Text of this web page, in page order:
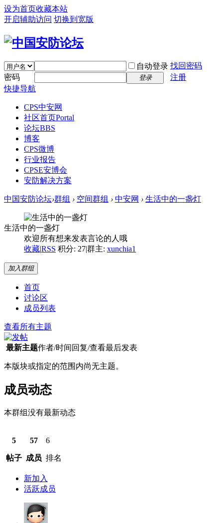
设为首页收藏本站
开启辅助访问 切换到宽版
自动登录 找回密码
密码
登录
注册
快捷导航
CPS中安网
社区首页Portal
论坛BBS
博客
CPS微博
行业报告
CPSE安博会
安防解决方案
中国安防论坛›群组 › 空间群组 › 中安网 › 生活中的一盏灯
生活中的一盏灯
欢迎所有想来发表言论的人哦
收藏|RSS 积分: 27|群主: xunchia1
加入群组
首页
讨论区
成员列表
查看所有主题
最新主题作者/时间 回复/查看最后发表
本版块或指定的范围内尚无主题。
成员动态
本群组没有最新动态
5
帖子
57
成员
6
排名
新加入
活跃成员